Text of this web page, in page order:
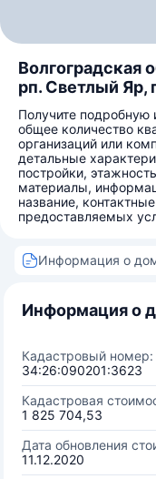
Волгоградская
рп. Светлый Яр,
Получите
общее количество
организаций или
детальные
постройки,
материалы,
название,
предоставляемых
Информация о
Информация о
Кадастровый номер:
34:26:090201:3623
Кадастровая
1 825 704,53
Дата обновления
11.12.2020